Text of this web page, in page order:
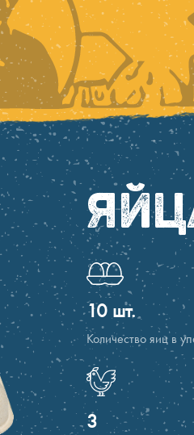
10 шт.
Количество яиц в
3